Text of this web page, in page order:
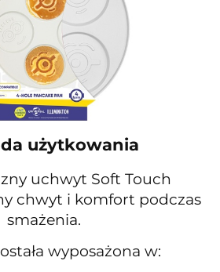
użytkowania
uchwyt Soft Touch
chwyt i komfort podczas
smażenia.
wyposażona w: